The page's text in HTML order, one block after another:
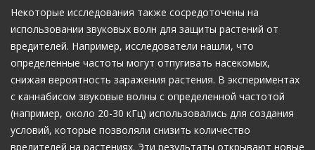
Некоторые исследования также сосредоточены на
использовании звуковых волн для защиты растений от
вредителей. Например, исследователи нашли, что
определенные частоты могут отпугивать насекомых,
снижая вероятность заражения растения. В экспериментах
с каннабисом звуковые волны с определенной частотой
(например, около 20-30 кГц) использовались для создания
условий, которые позволяли снизить количество
вредителей на растениях. Эти результаты открывают новые